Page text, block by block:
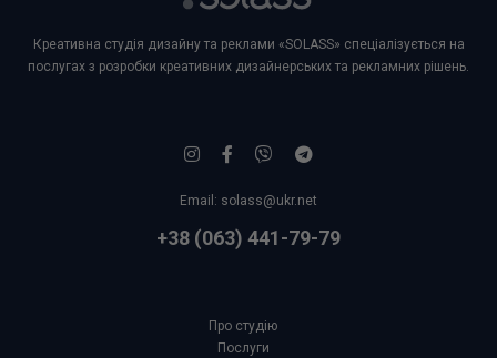
Креативна студія дизайну та реклами «SOLASS» спеціалізується на
послугах з розробки креативних дизайнерських та рекламних рішень.
Email: solass@ukr.net
+38 (063) 441-79-79
Про студію
Послуги